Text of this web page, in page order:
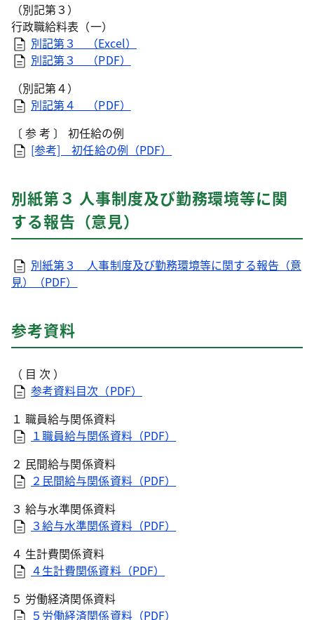
（別記第３）
行政職給料表（一）
別記第３ （Excel）
別記第３ （PDF）
（別記第４）
別記第４ （PDF）
〔 参 考 〕 初任給の例
[参考] 初任給の例（PDF）
別紙第３ 人事制度及び勤務環境等に関
する報告（意見）
別紙第３ 人事制度及び勤務環境等に関する報告（意
見）（PDF）
参考資料
（ 目 次 ）
参考資料目次（PDF）
１ 職員給与関係資料
１職員給与関係資料（PDF）
２ 民間給与関係資料
２民間給与関係資料（PDF）
３ 給与水準関係資料
３給与水準関係資料（PDF）
４ 生計費関係資料
４生計費関係資料（PDF）
５ 労働経済関係資料
５労働経済関係資料（PDF）